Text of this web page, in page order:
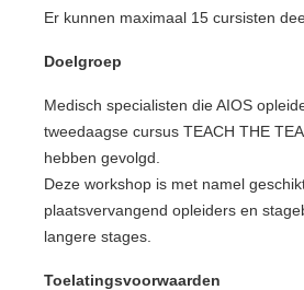
Er kunnen maximaal 15 cursisten
Doelgroep
Medisch specialisten die AIOS
tweedaagse cursus TEACH THE
hebben gevolgd.
Deze workshop is met namel
plaatsvervangend opleiders en
langere stages.
Toelatingsvoorwaarden